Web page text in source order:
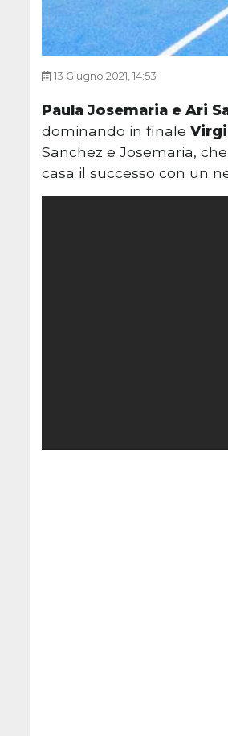
13 Giugno 2021, 14:53
Paula Josemaria e Ari
dominando in finale
Sanchez e Josemaria,
casa il successo con un